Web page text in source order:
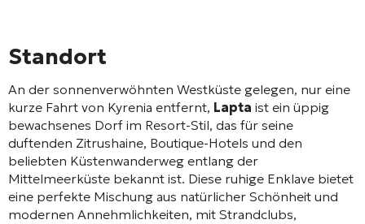
Standort
An der sonnenverwöhnten Westküste gelegen, nur eine
kurze Fahrt von Kyrenia entfernt, Lapta ist ein üppig
bewachsenes Dorf im Resort-Stil, das für seine
duftenden Zitrushaine, Boutique-Hotels und den
beliebten Küstenwanderweg entlang der
Mittelmeerküste bekannt ist. Diese ruhige Enklave bietet
eine perfekte Mischung aus natürlicher Schönheit und
modernen Annehmlichkeiten, mit Strandclubs,